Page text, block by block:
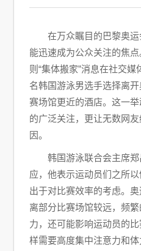
在万众瞩目的巴黎奥
能迅速成为公众关注的焦
则“集体搬家”消息在社交
名韩国游泳男选手选择离
赛场馆更近的酒店。这一
的广泛关注，更让无数网
因。
韩国游泳联合会主席
应，他表示运动员们之所
出于对比赛效率的考虑。
离部分比赛场馆较远，频
力，还可能影响运动员的
样需要高度集中注意力和